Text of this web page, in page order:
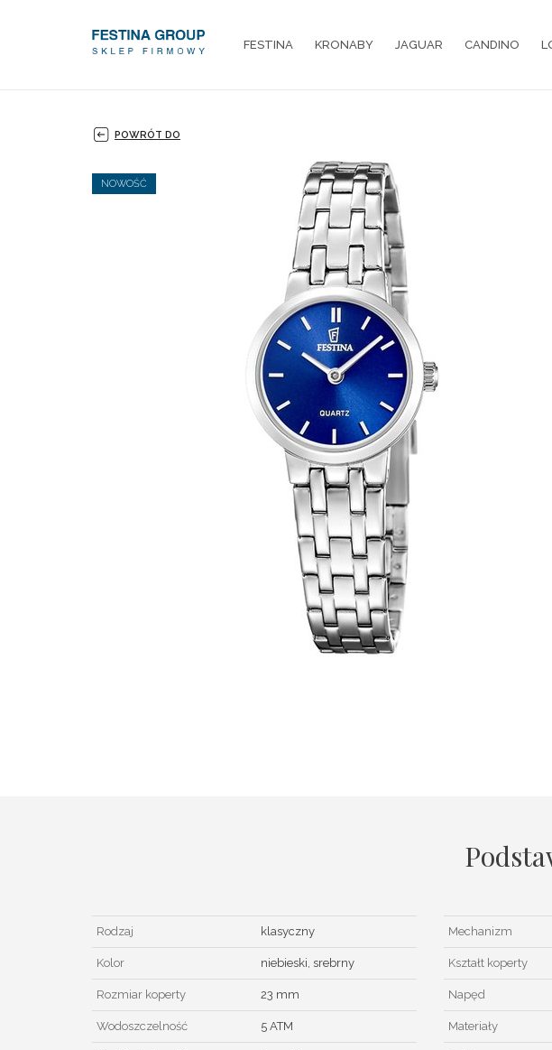
FESTINA KRONABY JAGUAR CANDINO
POWRÓT DO
NOWOŚĆ
Rodzaj klasyczny
Kolor niebieski, srebrny
Rozmiar koperty 23 mm
Wodoszczelność 5 ATM
Mechanizm
Kształt koperty
Napęd
Materiały